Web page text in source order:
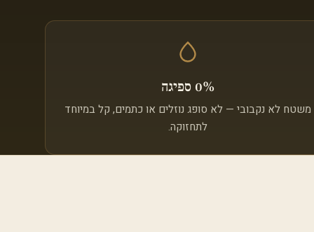
0% ספיגה
משטח לא נקבובי — לא סופג נוזלים או כתמים, קל במיוחד
לתחזוקה.